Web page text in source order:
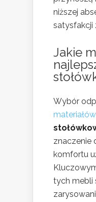
niższej
satysfakcji
Jakie
Wybór
materiałów
znaczenie
komfortu
tych mebli